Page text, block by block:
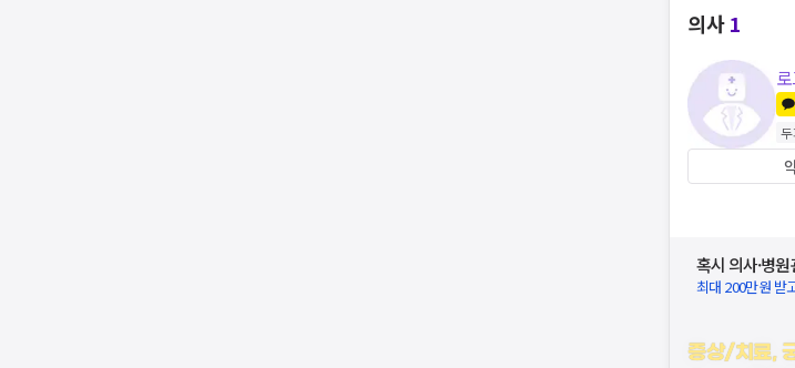
의사1
혹시 의사·병
최대 200만원 받
증상/치료,